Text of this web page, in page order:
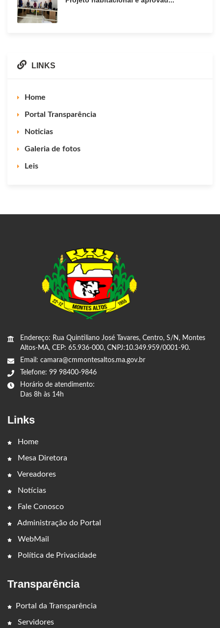
LINKS
Home
Portal Transparência
Noticias
Galeria de fotos
Leis
Endereço: Rua Quintiliano José Tavares, Centro, S/N, Montes
Altos-MA, CEP: 65.936-000, CNPJ:10.349.959/0001-90.
Email: camara@cmmontesaltos.ma.gov.br
Telefone: 99 98400-9846
Horário de atendimento:
Das 8h às 14h
Links
Home
Mesa Diretora
Vereadores
Notícias
Fale Conosco
Administração do Portal
WebMail
Política de Privacidade
Transparência
Portal da Transparência
Servidores